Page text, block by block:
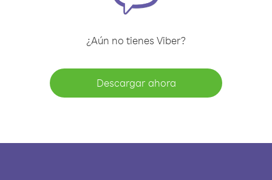
¿Aún no tienes Viber?
Descargar ahora